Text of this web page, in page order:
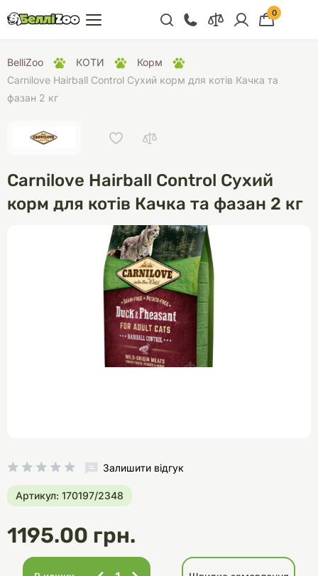
+38 (068) 300 91 91
Відділ продажу
+38 (068) 479 28
76
0
BelliZoo КОТИ
Корм
Carnilove Hairball Control Сухий корм для котів Качка та
фазан 2 кг
Carnilove Hairball Control Сухий
корм для котів Качка та фазан 2 кг
Залишити відгук
Артикул: 170197/2348
1195.00 грн.